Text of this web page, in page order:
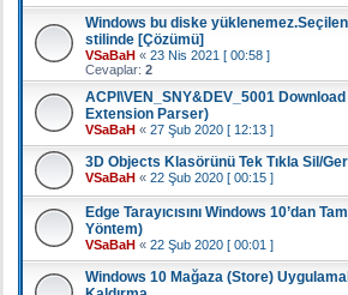
Windows bu diske
stilinde [Çözümü]
VSaBaH « 23 Nis 2021 [ 00:58 ]
Cevaplar: 2
ACPI\VEN_SNY&DEV_5001
Extension Parser)
VSaBaH « 27 Şub 2020 [ 12:13 ]
3D Objects Klasörünü Tek Tıkla Sil/
VSaBaH « 22 Şub 2020 [ 00:15 ]
Edge Tarayıcısını Windows 10’dan
Yöntem)
VSaBaH « 22 Şub 2020 [ 00:01 ]
Windows 10 Mağaza (Store)